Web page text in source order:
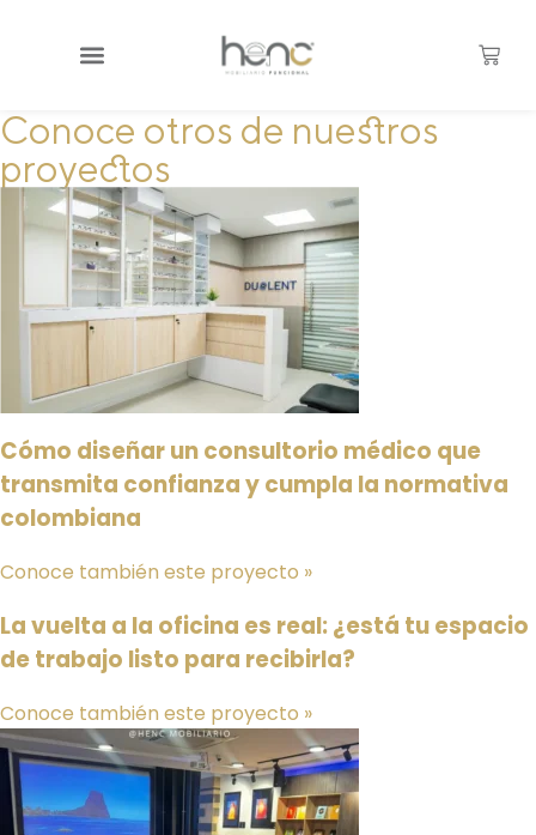
Conoce otros de nuestros
proyectos
Cómo diseñar un consultorio médico que
transmita confianza y cumpla la normativa
colombiana
Conoce también este proyecto »
La vuelta a la oficina es real: ¿está tu espacio
de trabajo listo para recibirla?
Conoce también este proyecto »